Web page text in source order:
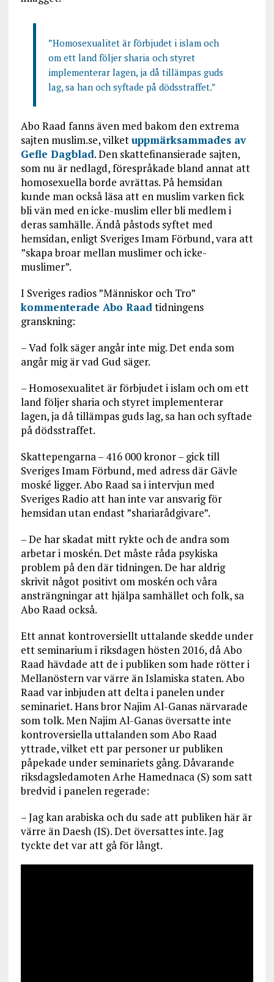
”Homosexualitet är förbjudet i islam och
om ett land följer sharia och styret
implementerar lagen, ja då tillämpas guds
lag, sa han och syftade på dödsstraffet.”
Abo Raad fanns även med bakom den extrema
sajten muslim.se, vilketuppmärksammades av
Gefle Dagblad. Den skattefinansierade sajten,
som nu är nedlagd, förespråkade bland annat att
homosexuella borde avrättas. På hemsidan
kunde man också läsa att en muslim varken fick
bli vän med en icke-muslim eller bli medlem i
deras samhälle. Ändå påstods syftet med
hemsidan, enligt Sveriges Imam Förbund, vara att
”skapa broar mellan muslimer och icke-
muslimer”.
I Sveriges radios ”Människor och Tro”
kommenterade Abo Raadtidningens
granskning:
– Vad folk säger angår inte mig. Det enda som
angår mig är vad Gud säger.
– Homosexualitet är förbjudet i islam och om ett
land följer sharia och styret implementerar
lagen, ja då tillämpas guds lag, sa han och syftade
på dödsstraffet.
Skattepengarna – 416 000 kronor – gick till
Sveriges Imam Förbund, med adress där Gävle
moské ligger. Abo Raad sa i intervjun med
Sveriges Radio att han inte var ansvarig för
hemsidan utan endast ”shariarådgivare”.
– De har skadat mitt rykte och de andra som
arbetar i moskén. Det måste råda psykiska
problem på den där tidningen. De har aldrig
skrivit något positivt om moskén och våra
ansträngningar att hjälpa samhället och folk, sa
Abo Raad också.
Ett annat kontroversiellt uttalande skedde under
ett seminarium i riksdagen hösten 2016, då Abo
Raad hävdade att de i publiken som hade rötter i
Mellanöstern var värre än Islamiska staten. Abo
Raad var inbjuden att delta i panelen under
seminariet. Hans bror Najim Al-Ganas närvarade
som tolk. Men Najim Al-Ganas översatte inte
kontroversiella uttalanden som Abo Raad
yttrade, vilket ett par personer ur publiken
påpekade under seminariets gång. Dåvarande
riksdagsledamoten Arhe Hamednaca (S) som satt
bredvid i panelen regerade:
– Jag kan arabiska och du sade att publiken här är
värre än Daesh (IS). Det översattes inte. Jag
tyckte det var att gå för långt.